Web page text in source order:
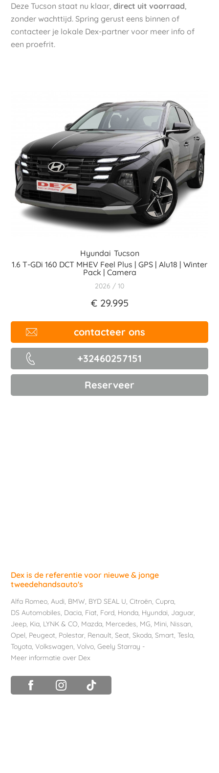
Deze Tucson staat nu klaar,direct uit voorraad,
zonder wachttijd. Spring gerust eens binnen of
contacteer je lokale Dex-partner voor meer info of
een proefrit.
Hyundai Tucson
1.6 T-GDi 160 DCT MHEV Feel Plus | GPS | Alu18 | Winter
Pack | Camera
2026 10
€ 29.995
contacteer ons
+32460257151
Reserveer
Dex is de referentie voor nieuwe & jonge
tweedehandsauto's
Alfa Romeo,Audi, BMW, BYD SEAL U,Citroën,Cupra,
DS Automobiles, Dacia, Fiat, Ford, Honda, Hyundai, Jaguar,
Jeep, Kia, LYNK & CO, Mazda, Mercedes, MG, Mini, Nissan,
Opel, Peugeot, Polestar, Renault,Seat,Skoda,Smart,Tesla,
Toyota,Volkswagen,Volvo,Geely Starray -
Meer informatie over Dex